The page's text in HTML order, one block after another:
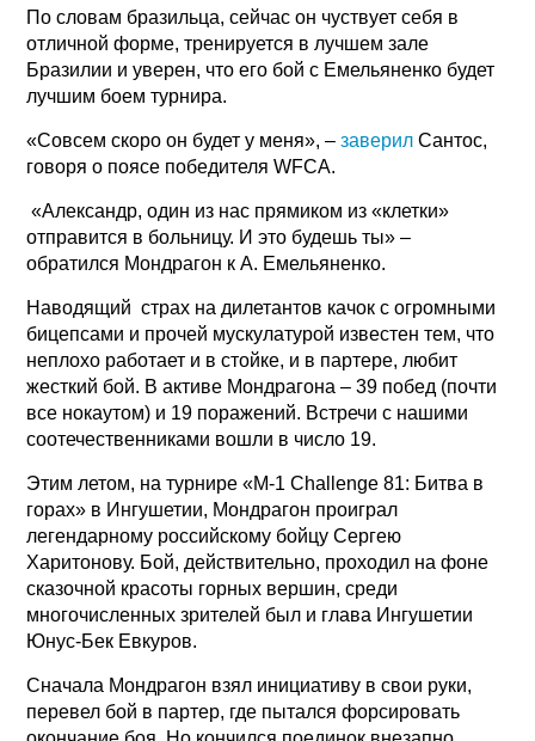
По словам бразильца, сейчас он чуствует себя в
отличной форме, тренируется в лучшем зале
Бразилии и уверен, что его бой с Емельяненко будет
лучшим боем турнира.
«Совсем скоро он будет у меня», –заверилСантос,
говоря о поясе победителя WFCA.
«Александр, один из нас прямиком из «клетки»
отправится в больницу. И это будешь ты» –
обратился Мондрагон к А. Емельяненко.
Наводящий страх на дилетантов качок с огромными
бицепсами и прочей мускулатурой известен тем, что
неплохо работает и в стойке, и в партере, любит
жесткий бой. В активе Мондрагона – 39 побед (почти
все нокаутом) и 19 поражений. Встречи с нашими
соотечественниками вошли в число 19.
Этим летом, на турнире «M-1 Challenge 81: Битва в
горах» в Ингушетии, Мондрагон проиграл
легендарному российскому бойцу Сергею
Харитонову. Бой, действительно, проходил на фоне
сказочной красоты горных вершин, среди
многочисленных зрителей был и глава Ингушетии
Юнус-Бек Евкуров.
Сначала Мондрагон взял инициативу в свои руки,
перевел бой в партер, где пытался форсировать